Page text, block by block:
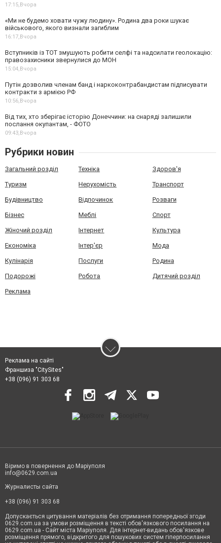
17:15,Вчора
«Ми не будемо ховати чужу людину». Родина два роки шукає
військового, якого визнали загиблим
16:17,Вчора
Вступників із ТОТ змушують робити селфі та надсилати геолокацію:
правозахисники звернулися до МОН
15:04,Вчора
Путін дозволив членам банд і наркоконтрабандистам підписувати
контракти з армією РФ
10:56,Вчора
Від тих, хто зберігає історію Донеччини: на снаряді залишили
послання окупантам, - ФОТО
09:43,Вчора
Рубрики новин
Загальний розділ Техніка Здоров'я
Туризм Нерухомість Транспорт
Будівництво Відпочинок Розваги
Бізнес Меблі Спорт
Жіночий розділ Інтернет Культура
Економіка Інтер'єр Мода
Кулінарія Послуги Родина
Подорожі Робота Дитячий розділ
Реклама
Реклама на сайті
Франшиза "CitySites"
+38 (096) 91 303 68
Віримо в повернення до Маріуполя
info@0629.com.ua
Журналисты сайта
+38 (096) 91 303 68
Допускається цитування матеріалів без отримання попередньої згоди
0629.com.ua за умови розміщення в тексті обов'язкового посилання на
0629.com.ua - Сайт міста Маріуполя. Для інтернет-видань обов'язкове
розміщення прямого, відкритого для пошукових систем гіперпосилання